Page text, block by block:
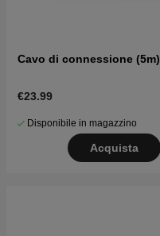
Cavo di connessione (5m)
€23.99
Disponibile in magazzino
Acquista